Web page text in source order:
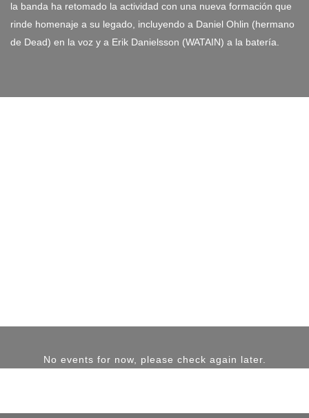
la banda ha retomado la actividad con una nueva formación que
rinde homenaje a su legado, incluyendo a Daniel Ohlin (hermano
de Dead) en la voz y a Erik Danielsson (WATAIN) a la batería.
No events for now, please check again later.